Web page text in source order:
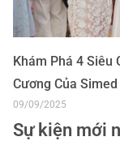
Khám Phá 4 Siêu
Cương Của
09/09/2025
Sự kiện mới